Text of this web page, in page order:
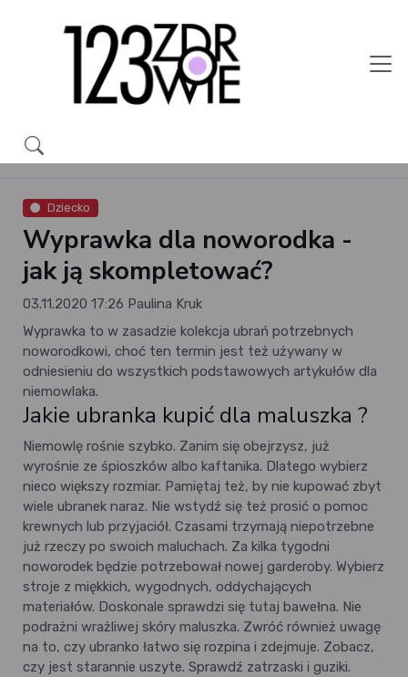
Dziecko
Wyprawka dla noworodka -
jak ją skompletować?
03.11.2020 17:26 Paulina Kruk
Wyprawka to w zasadzie kolekcja ubrań potrzebnych
noworodkowi, choć ten termin jest też używany w
odniesieniu do wszystkich podstawowych artykułów dla
niemowlaka.
Jakie ubranka kupić dla maluszka ?
Niemowlę rośnie szybko. Zanim się obejrzysz, już
wyrośnie ze śpioszków albo kaftanika. Dlatego wybierz
nieco większy rozmiar. Pamiętaj też, by nie kupować zbyt
wiele ubranek naraz. Nie wstydź się też prosić o pomoc
krewnych lub przyjaciół. Czasami trzymają niepotrzebne
już rzeczy po swoich maluchach. Za kilka tygodni
noworodek będzie potrzebował nowej garderoby. Wybierz
stroje z miękkich, wygodnych, oddychających
materiałów. Doskonale sprawdzi się tutaj bawełna. Nie
podrażni wrażliwej skóry maluszka. Zwróć również uwagę
na to, czy ubranko łatwo się rozpina i zdejmuje. Zobacz,
czy jest starannie uszyte. Sprawdź zatrzaski i guziki.